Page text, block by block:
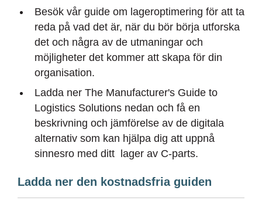
Besök vår guide om lageroptimering för att ta
reda på vad det är, när du bör börja utforska
det och några av de utmaningar och
möjligheter det kommer att skapa för din
organisation.
Ladda ner The Manufacturer's Guide to
Logistics Solutions nedan och få en
beskrivning och jämförelse av de digitala
alternativ som kan hjälpa dig att uppnå
sinnesro med ditt lager av C-parts.
Ladda ner den kostnadsfria guiden